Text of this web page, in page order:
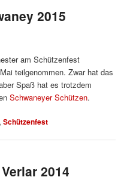
2015
am Schützenfest
teilgenommen. Zwar hat das
Spaß hat es trotzdem
Schwaneyer Schützen.
,Schützenfest
2014